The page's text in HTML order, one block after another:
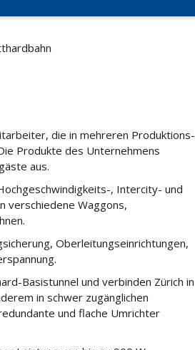
die in mehreren Produktions-
Produkte des Unternehmens
aus.
, Intercity- und
verschiedene Waggons,
Oberleitungseinrichtungen,
Basistunnel und verbinden Zürich in
in schwer zugänglichen
und flache Umrichter